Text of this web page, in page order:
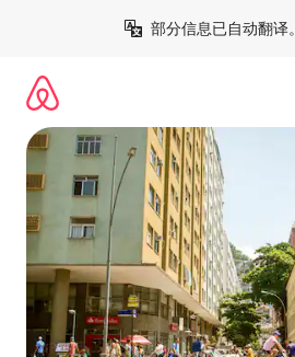
部分信息已自动翻译。